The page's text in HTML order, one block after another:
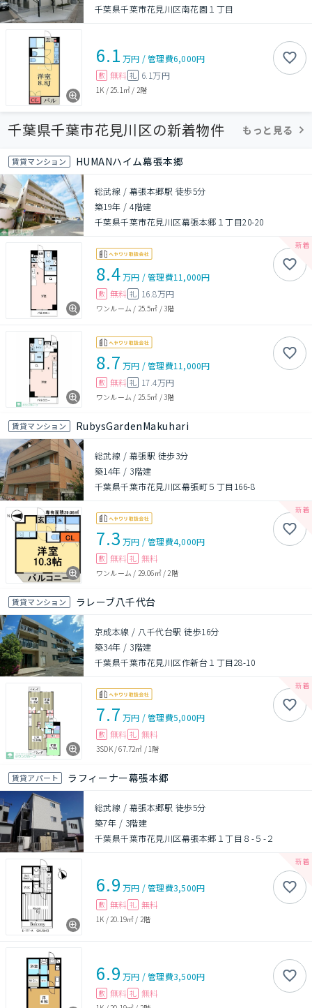
千葉県千葉市花見川区南花園１丁目
6.1 万円 /管理費6,000円
敷 無料 礼 6.1万円
1K / 25.1㎡ / 2階
千葉県千葉市花見川区の新着物件 もっと見る
賃貸マンション HUMANハイム幕張本郷
総武線 / 幕張本郷駅 徒歩5分
築19年 /4階建
千葉県千葉市花見川区幕張本郷１丁目20-20
8.4万円 /管理費11,000円
敷 無料 礼 16.8万円
ワンルーム / 25.5㎡ /3階
8.7 万円 /管理費11,000円
敷 無料 礼 17.4万円
ワンルーム / 25.5㎡ /3階
賃貸マンション RubysGardenMakuhari
総武線 / 幕張駅 徒歩3分
築14年 / 3階建
千葉県千葉市花見川区幕張町５丁目166-8
7.3 万円 /管理費4,000円
敷 無料 礼 無料
ワンルーム / 29.06㎡/2階
賃貸マンション ラレーブ八千代台
京成本線 / 八千代台駅 徒歩16分
築34年 / 3階建
千葉県千葉市花見川区作新台１丁目28-10
7.7 万円 /管理費5,000円
敷 無料 礼 無料
3SDK/67.72㎡ /1階
賃貸アパート ラフィーナー幕張本郷
総武線 / 幕張本郷駅 徒歩5分
築7年 / 3階建
千葉県千葉市花見川区幕張本郷１丁目８-５-２
6.9 万円 /管理費3,500円
敷 無料 礼 無料
1K / 20.19㎡ / 2階
6.9 万円 /管理費3,500円
敷 無料 礼 無料